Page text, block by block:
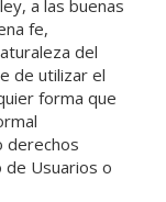
a las buenas
fe,
del
de utilizar el
forma que
derechos
Usuarios o